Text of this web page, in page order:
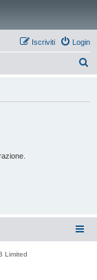
Login
Iscriviti
Limited